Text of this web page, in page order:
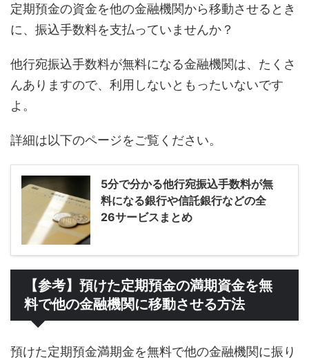
定期預金の資金を他の金融機関から移動させるとき
に、振込手数料を支払っていませんか？
他行宛振込手数料が無料になる金融機関は、たくさ
んありますので、利用しないともったいないです
よ。
詳細は以下のページをご覧ください。
5分で分かる他行宛振込手数料が無
料になる銀行や信託銀行などの全
26サービスまとめ
【参考】預けた定期預金の満期資金を無
料で他の金融機関に移動させる方法
預けた定期預金満期金を無料で他の金融機関に振り